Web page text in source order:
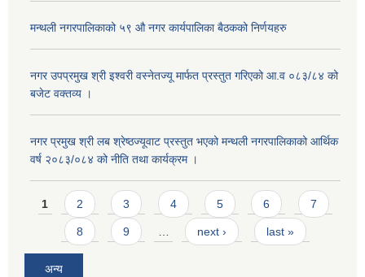
मन्थली नगरपालिकाको ५९ औ नगर कार्यपालिका बैठकको निर्णयहरु
नगर उपप्रमुख श्री इश्वरी वस्नेतज्यू मार्फत प्रस्तुत गरिएको आ.व ०८३/८४ को
बजेट वक्तव्य ।
नगर प्रमुख श्री लब श्रेष्ठज्यूवाट प्रस्तुत भएको मन्थली नगरपालिकाको आर्थिक
वर्ष २०८३/०८४ को नीति तथा कार्यक्रम ।
Pages
1 2 3 4 5 6 7
8 9 next › last »
अन्य